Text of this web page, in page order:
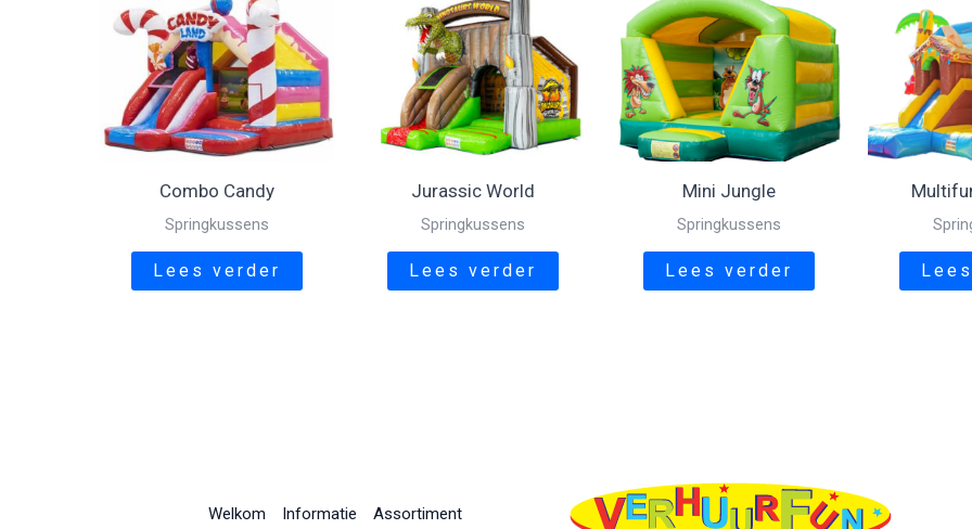
Combo Candy
Springkussens
Lees verder
Jurassic World
Springkussens
Lees verder
Mini Jungle
Springkussens
Lees verder
Welkom Informatie Assortiment